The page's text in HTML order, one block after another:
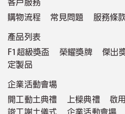
客戶服務
購物流程
常見問題 服務條款
產品列表
F1超級獎盃
榮耀獎牌 傑出
定製品
企業活動會場
開工動土典禮
上樑典禮
啟